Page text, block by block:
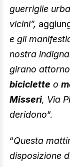
guerriglie
vicini”,
e gli
nostra
girano
biciclette o
Misseri, Via
deridono“.
“Questa
disposizione